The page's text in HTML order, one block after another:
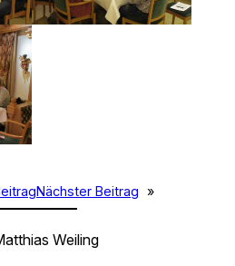
Nächster Beitrag »
Weiling